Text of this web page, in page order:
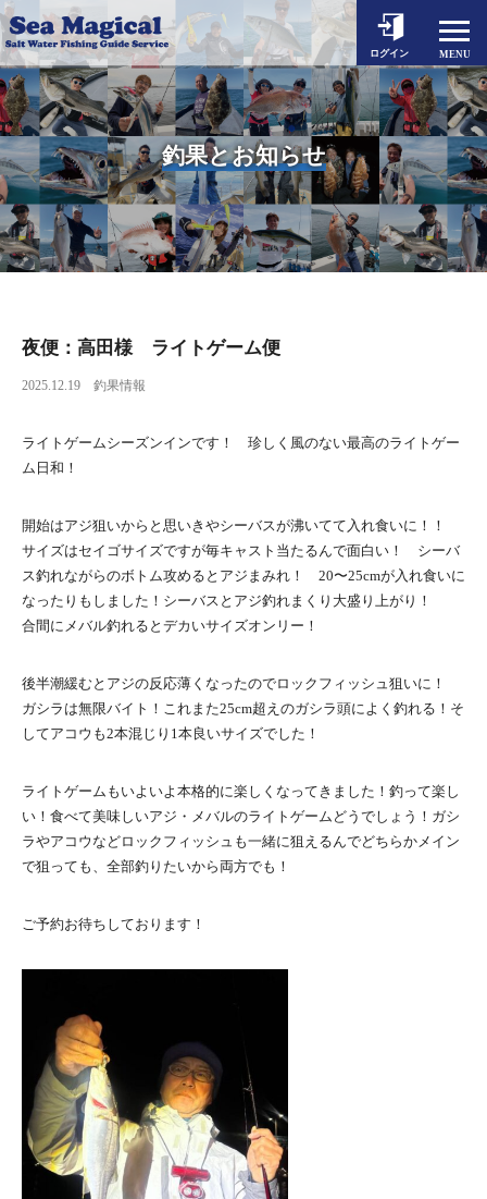
ログイン MENU
ホーム
釣果とお知らせ
出船予約
シーマジカルについて
対象魚とタックル
料金案内
よくあるご質問
アクセス
お問い合わせ
個人情報保護方針
釣果とお知らせ
夜便：高田様 ライトゲーム便
2025.12.19 釣果情報
ライトゲームシーズンインです！ 珍しく風のない最高のライトゲー
ム日和！
開始はアジ狙いからと思いきやシーバスが沸いてて入れ食いに！！
サイズはセイゴサイズですが毎キャスト当たるんで面白い！ シーバ
ス釣れながらのボトム攻めるとアジまみれ！ 20〜25cmが入れ食いに
なったりもしました！シーバスとアジ釣れまくり大盛り上がり！
合間にメバル釣れるとデカいサイズオンリー！
後半潮緩むとアジの反応薄くなったのでロックフィッシュ狙いに！
ガシラは無限バイト！これまた25cm超えのガシラ頭によく釣れる！そ
してアコウも2本混じり1本良いサイズでした！
ライトゲームもいよいよ本格的に楽しくなってきました！釣って楽し
い！食べて美味しいアジ・メバルのライトゲームどうでしょう！ガシ
ラやアコウなどロックフィッシュも一緒に狙えるんでどちらかメイン
で狙っても、全部釣りたいから両方でも！
ご予約お待ちしております！